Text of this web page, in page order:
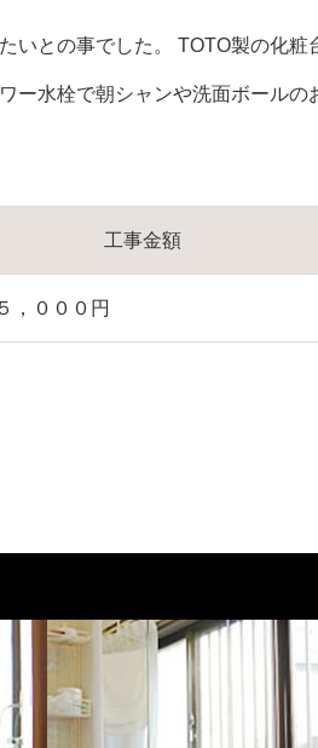
いとの事でした。 TOTO製の化粧
ー水栓で朝シャンや洗面ボールの
工事金額
，０００円